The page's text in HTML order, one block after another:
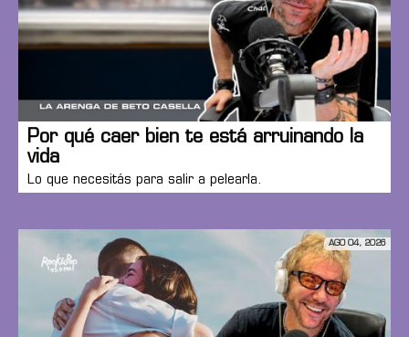
Por qué caer bien te está arruinando la
vida
Lo que necesitás para salir a pelearla.
AGO 04, 2026